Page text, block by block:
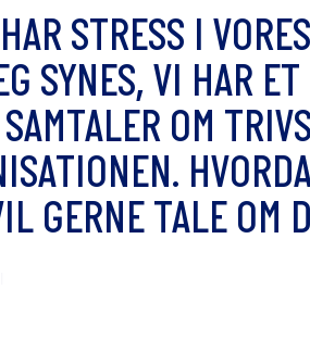
HAR STRESS I VORES
G SYNES, VI HAR ET
SAMTALER OM TRIVS
ISATIONEN. HVORD
IL GERNE TALE OM D